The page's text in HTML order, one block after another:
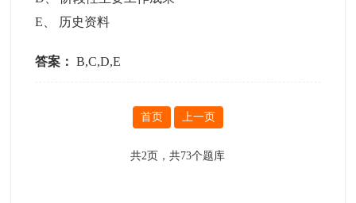
E
历史资料
答案： B,C,D,E
首页 上一页
共2页，共73个题库